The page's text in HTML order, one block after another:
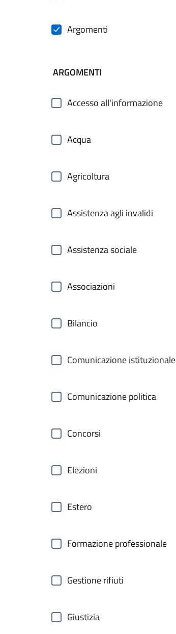
Argomenti
ARGOMENTI
Accesso all'informazione
Acqua
Agricoltura
Assistenza agli invalidi
Assistenza sociale
Associazioni
Bilancio
Comunicazione istituzionale
Comunicazione politica
Concorsi
Elezioni
Estero
Formazione professionale
Gestione rifiuti
Giustizia